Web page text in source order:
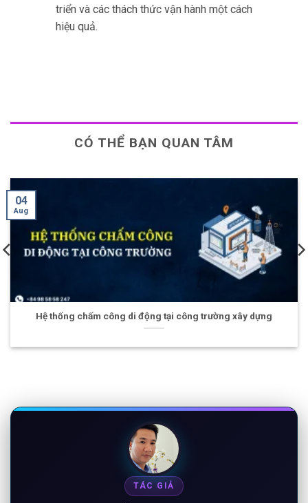
triển và các thách thức vận hành một cách
hiệu quả.
CÓ THỂ BẠN QUAN TÂM
tại công trường xây dựng Giám sát dữ liệu tàu thuyền
TÁC GIẢ